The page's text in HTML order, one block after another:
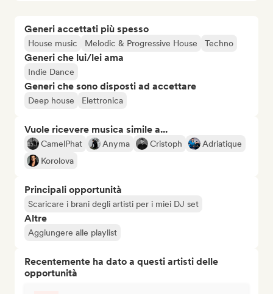
Generi accettati più spesso
House music Melodic & Progressive House Techno
Generi che lui/lei ama
Indie Dance
Generi che sono disposti ad accettare
Deep house Elettronica
Vuole ricevere musica simile a...
CamelPhat Anyma Cristoph
Adriatique
Korolova
Principali opportunità
Scaricare i brani degli artisti per i miei DJ set
Altre
Aggiungere alle playlist
Recentemente ha dato a questi artisti delle
opportunità